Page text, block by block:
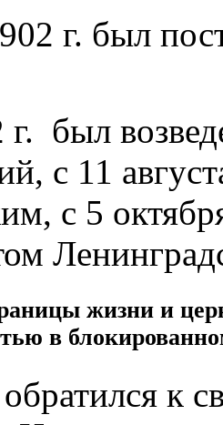
г. был
был
с 11
с 5
жизни и
в
к